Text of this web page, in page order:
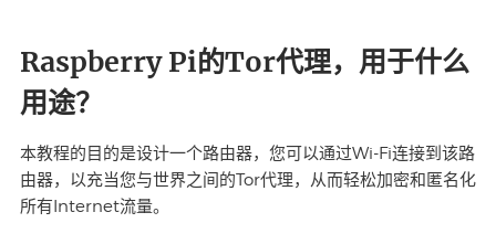
Raspberry Pi的Tor代理，用于什么
用途？
本教程的目的是设计一个路由器，您可以通过Wi-Fi连接到该路
由器，以充当您与世界之间的Tor代理，从而轻松加密和匿名化
所有Internet流量。